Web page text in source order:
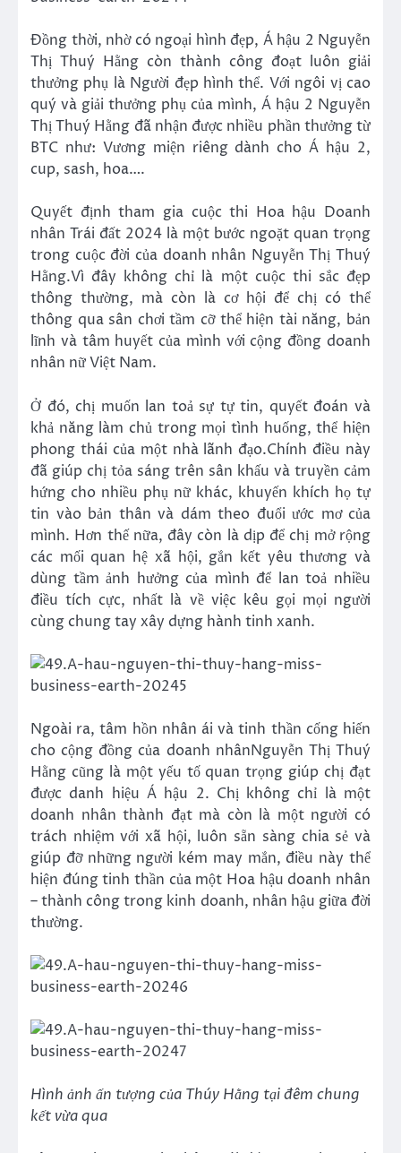
Đồng thời, nhờ có ngoại hình đẹp, Á hậu 2 Nguyễn
Thị Thuý Hằng còn thành công đoạt luôn giải
thưởng phụ là Người đẹp hình thể. Với ngôi vị cao
quý và giải thưởng phụ của mình, Á hậu 2 Nguyễn
Thị Thuý Hằng đã nhận được nhiều phần thưởng từ
BTC như: Vương miện riêng dành cho Á hậu 2,
cup, sash, hoa….
Quyết định tham gia cuộc thi Hoa hậu Doanh
nhân Trái đất 2024 là một bước ngoặt quan trọng
trong cuộc đời của doanh nhân Nguyễn Thị Thuý
Hằng.Vì đây không chỉ là một cuộc thi sắc đẹp
thông thường, mà còn là cơ hội để chị có thể
thông qua sân chơi tầm cỡ thể hiện tài năng, bản
lĩnh và tâm huyết của mình với cộng đồng doanh
nhân nữ Việt Nam.
Ở đó, chị muốn lan toả sự tự tin, quyết đoán và
khả năng làm chủ trong mọi tình huống, thể hiện
phong thái của một nhà lãnh đạo.Chính điều này
đã giúp chị tỏa sáng trên sân khấu và truyền cảm
hứng cho nhiều phụ nữ khác, khuyến khích họ tự
tin vào bản thân và dám theo đuổi ước mơ của
mình. Hơn thế nữa, đây còn là dịp để chị mở rộng
các mối quan hệ xã hội, gắn kết yêu thương và
dùng tầm ảnh hưởng của mình để lan toả nhiều
điều tích cực, nhất là về việc kêu gọi mọi người
cùng chung tay xây dựng hành tinh xanh.
Ngoài ra, tâm hồn nhân ái và tinh thần cống hiến
cho cộng đồng của doanh nhânNguyễn Thị Thuý
Hằng cũng là một yếu tố quan trọng giúp chị đạt
được danh hiệu Á hậu 2. Chị không chỉ là một
doanh nhân thành đạt mà còn là một người có
trách nhiệm với xã hội, luôn sẵn sàng chia sẻ và
giúp đỡ những người kém may mắn, điều này thể
hiện đúng tinh thần của một Hoa hậu doanh nhân
– thành công trong kinh doanh, nhân hậu giữa đời
thường.
Hình ảnh ấn tượng của Thúy Hằng tại đêm chung
kết vừa qua